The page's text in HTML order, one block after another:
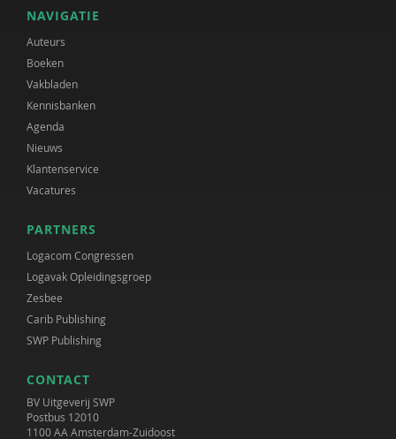
NAVIGATIE
Auteurs
Boeken
Vakbladen
Kennisbanken
Agenda
Nieuws
Klantenservice
Vacatures
PARTNERS
Logacom Congressen
Logavak Opleidingsgroep
Zesbee
Carib Publishing
SWP Publishing
CONTACT
BV Uitgeverij SWP
Postbus 12010
1100 AA Amsterdam-Zuidoost